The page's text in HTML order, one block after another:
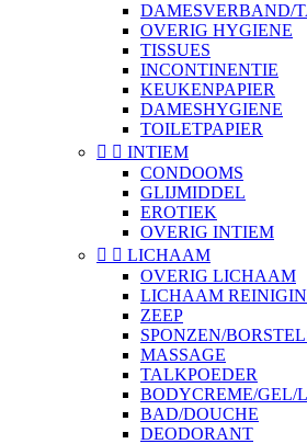
DAMESVERBAND/
OVERIG HYGIENE
TISSUES
INCONTINENTIE
KEUKENPAPIER
DAMESHYGIENE
TOILETPAPIER
  INTIEM
CONDOOMS
GLIJMIDDEL
EROTIEK
OVERIG INTIEM
  LICHAAM
OVERIG LICHAAM
LICHAAM
ZEEP
SPONZEN/
MASSAGE
TALKPOEDER
BODYCREME/GEL/
BAD/DOUCHE
DEODORANT